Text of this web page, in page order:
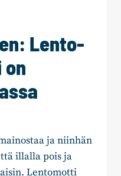
Lento-
on
ja niinhän
illalla pois ja
Lentomotti